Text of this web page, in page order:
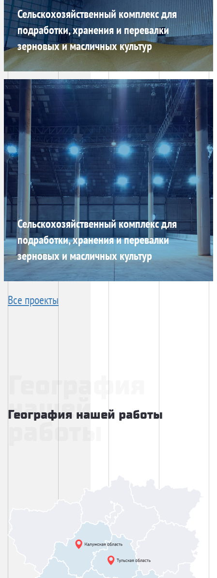
Сельскохозяйственный комплекс для
подработки, хранения и перевалки
зерновых и масличных культур
Сельскохозяйственный комплекс для
подработки, хранения и перевалки
зерновых и масличных культур
Все проекты
нашей
работы
География нашей работы